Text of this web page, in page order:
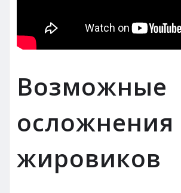
Возможные
осложнения
жировиков